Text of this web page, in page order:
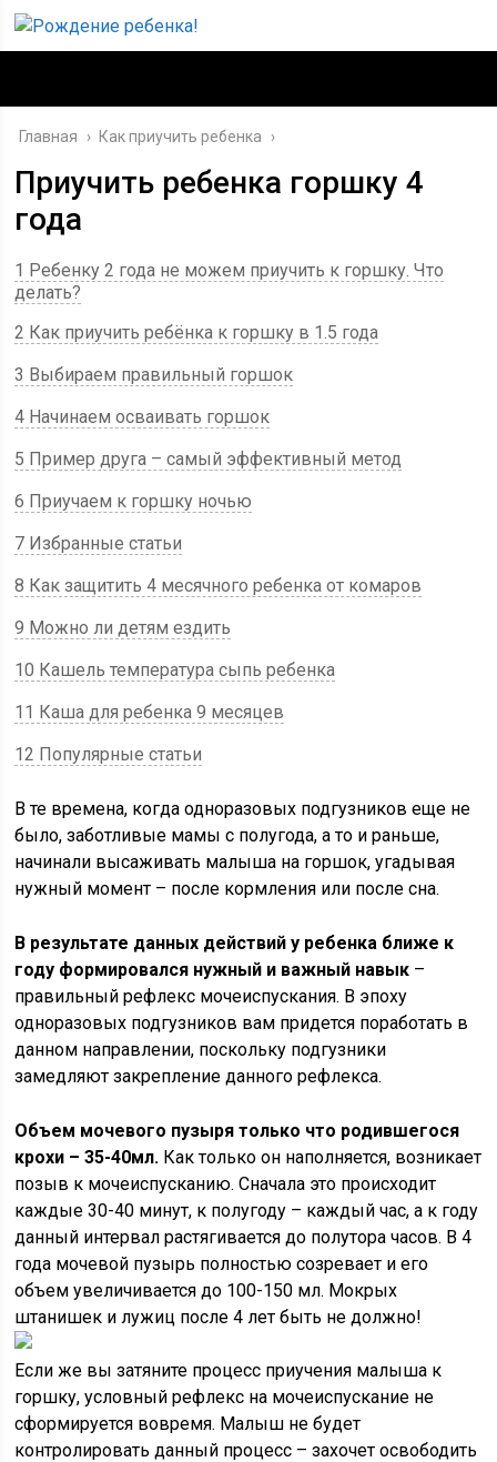
Главная › Как приучить ребенка ›
Приучить ребенка горшку 4
года
1 Ребенку 2 года не можем приучить к горшку. Что
делать?
2 Как приучить ребёнка к горшку в 1.5 года
3 Выбираем правильный горшок
4 Начинаем осваивать горшок
5 Пример друга – самый эффективный метод
6 Приучаем к горшку ночью
7 Избранные статьи
8 Как защитить 4 месячного ребенка от комаров
9 Можно ли детям ездить
10 Кашель температура сыпь ребенка
11 Каша для ребенка 9 месяцев
12 Популярные статьи
В те времена, когда одноразовых подгузников еще не
было, заботливые мамы с полугода, а то и раньше,
начинали высаживать малыша на горшок, угадывая
нужный момент – после кормления или после сна.
В результате данных действий у ребенка ближе к
году формировался нужный и важный навык –
правильный рефлекс мочеиспускания. В эпоху
одноразовых подгузников вам придется поработать в
данном направлении, поскольку подгузники
замедляют закрепление данного рефлекса.
Объем мочевого пузыря только что родившегося
крохи – 35-40мл. Как только он наполняется, возникает
позыв к мочеиспусканию. Сначала это происходит
каждые 30-40 минут, к полугоду – каждый час, а к году
данный интервал растягивается до полутора часов. В 4
года мочевой пузырь полностью созревает и его
объем увеличивается до 100-150 мл. Мокрых
штанишек и лужиц после 4 лет быть не должно!
Если же вы затяните процесс приучения малыша к
горшку, условный рефлекс на мочеиспускание не
сформируется вовремя. Малыш не будет
контролировать данный процесс – захочет освободить